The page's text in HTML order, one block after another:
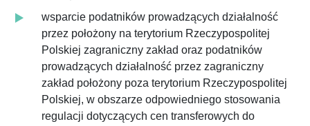
wsparcie podatników prowadzących działalność
przez położony na terytorium Rzeczypospolitej
Polskiej zagraniczny zakład oraz podatników
prowadzących działalność przez zagraniczny
zakład położony poza terytorium Rzeczypospolitej
Polskiej, w obszarze odpowiedniego stosowania
regulacji dotyczących cen transferowych do